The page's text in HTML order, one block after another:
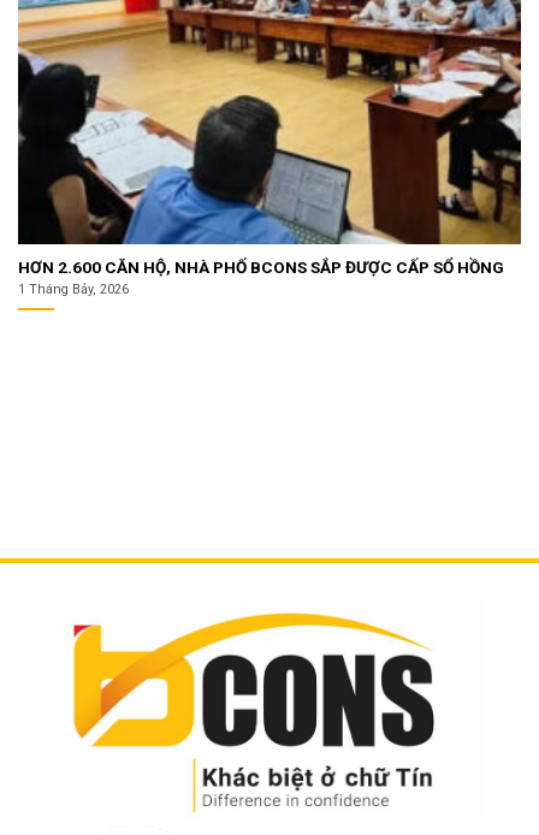
HƠN 2.600 CĂN HỘ, NHÀ PHỐ BCONS SẮP ĐƯỢC CẤP SỔ HỒNG
1 Tháng Bảy, 2026